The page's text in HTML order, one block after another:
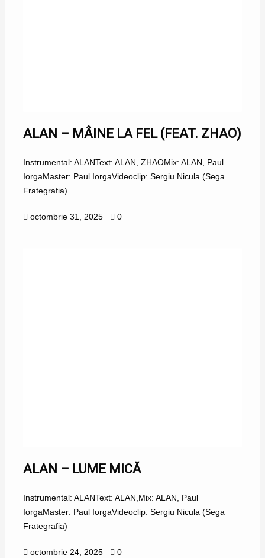
ALAN – MÂINE LA FEL (FEAT. ZHAO)
Instrumental: ALANText: ALAN, ZHAOMix: ALAN, Paul
IorgaMaster: Paul IorgaVideoclip: Sergiu Nicula (Sega
Frategrafia)
octombrie 31, 2025 0
ALAN – LUME MICĂ
Instrumental: ALANText: ALAN,Mix: ALAN, Paul
IorgaMaster: Paul IorgaVideoclip: Sergiu Nicula (Sega
Frategrafia)
octombrie 24, 2025 0